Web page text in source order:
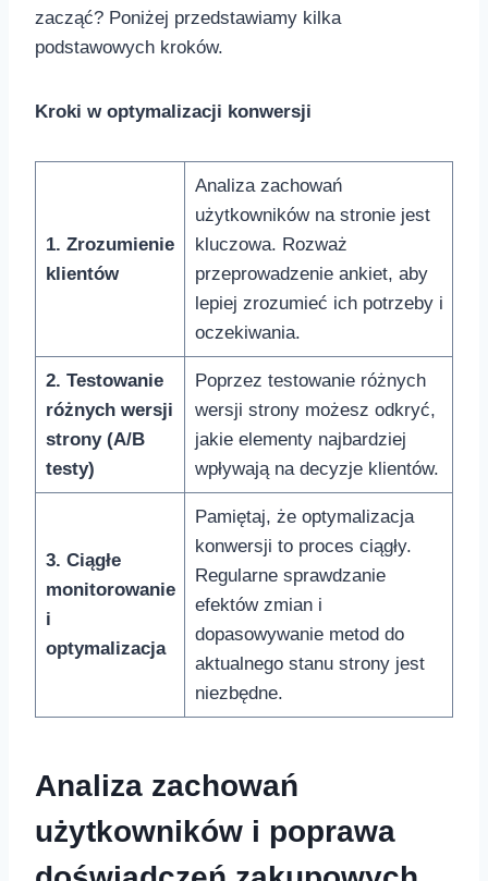
zacząć? Poniżej przedstawiamy kilka
podstawowych ⁢kroków.
Kroki w optymalizacji konwersji
1.⁢ Zrozumienie‌
klientów
Analiza zachowań
użytkowników na stronie ⁢jest
kluczowa.⁤ Rozważ
przeprowadzenie ankiet, aby
lepiej ⁤zrozumieć ich potrzeby i
oczekiwania.
2. Testowanie
różnych wersji
strony (A/B
testy)
Poprzez testowanie różnych
wersji strony możesz odkryć,
jakie elementy najbardziej
wpływają na decyzje klientów.
3. Ciągłe
monitorowanie
i
optymalizacja
Pamiętaj, że optymalizacja
konwersji to proces ciągły.
Regularne sprawdzanie
efektów zmian i
dopasowywanie metod do
aktualnego stanu strony‌ jest
niezbędne.
Analiza zachowań⁢
użytkowników i poprawa